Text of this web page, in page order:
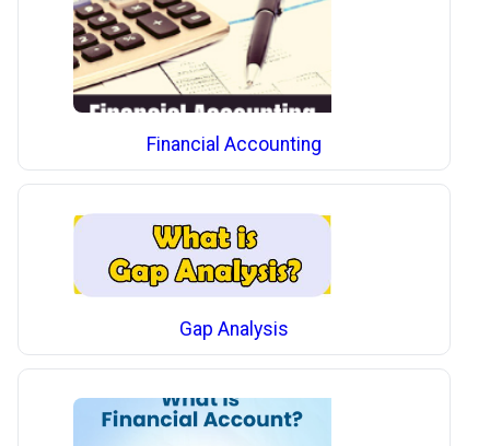
Financial Accounting
Gap Analysis